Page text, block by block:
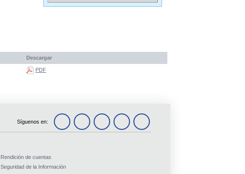
Descargar
PDF
Síguenos en:
Rendición de cuentas
Seguridad de la Información